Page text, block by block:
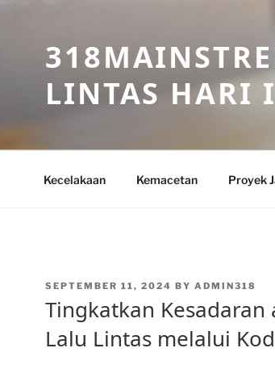
LINTAS HARI
Kecelakaan Kemacetan Proyek
POSTED
SEPTEMBER 11, 2024 BY ADMIN318
Tingkatkan Kesadaran
Lalu Lintas melalui